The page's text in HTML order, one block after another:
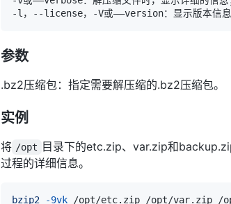
参数
.bz2压缩包：指定需要解压缩的.bz2压缩包。
实例
将 /opt 目录下的etc.zip、var.zip和
过程的详细信息。
bzip2 -9vk